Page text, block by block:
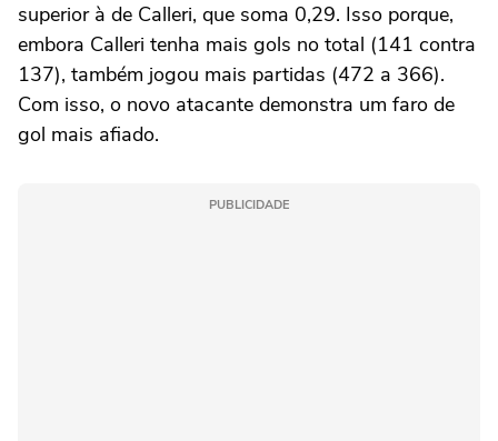
superior à de Calleri, que soma 0,29. Isso porque,
embora Calleri tenha mais gols no total (141 contra
137), também jogou mais partidas (472 a 366).
Com isso, o novo atacante demonstra um faro de
gol mais afiado.
PUBLICIDADE